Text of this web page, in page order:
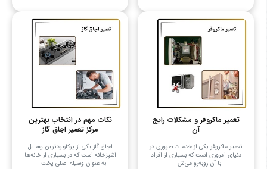
تعمیر ماکروفر و مشکلات رایج
آن
تعمیر ماکروفر یکی از خدمات ضروری در
دنیای امروزی است که بسیاری از افراد
با آن روبه‌رو می‌ش ...
نکات مهم در انتخاب بهترین
مرکز تعمیر اجاق گاز
اجاق گاز یکی از پرکاربردترین وسایل
آشپزخانه است که در بسیاری از خانه‌ها
به عنوان وسیله اصلی پخت ...